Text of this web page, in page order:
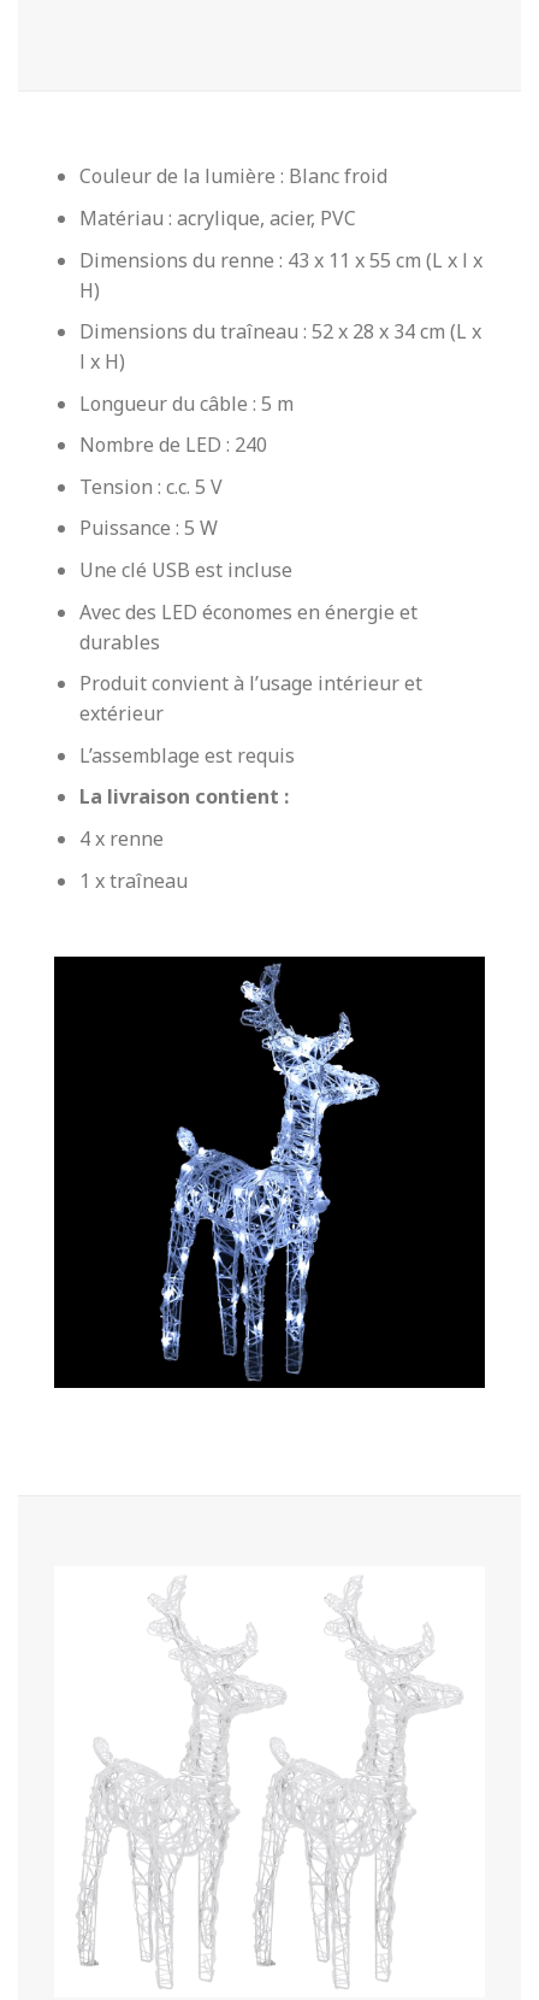
Couleur de la lumière : Blanc froid
Matériau : acrylique, acier, PVC
Dimensions du renne : 43 x 11 x 55 cm (L x l x
H)
Dimensions du traîneau : 52 x 28 x 34 cm (L x
l x H)
Longueur du câble : 5 m
Nombre de LED : 240
Tension : c.c. 5 V
Puissance : 5 W
Une clé USB est incluse
Avec des LED économes en énergie et
durables
Produit convient à l’usage intérieur et
extérieur
L’assemblage est requis
La livraison contient :
4 x renne
1 x traîneau